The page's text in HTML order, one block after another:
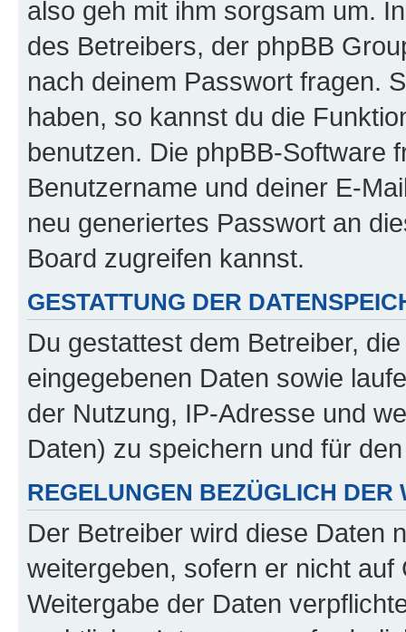
also geh mit ihm sorgsam um.
des Betreibers, der phpBB
nach deinem Passwort fragen.
haben, so kannst du die
benutzen. Die phpBB-Software
Benutzername und deiner E-
neu generiertes Passwort an
Board zugreifen kannst.
GESTATTUNG DER
Du gestattest dem Betreiber,
eingegebenen Daten sowie
der Nutzung, IP-Adresse und
Daten) zu speichern und für
REGELUNGEN BEZÜGLICH DER
Der Betreiber wird diese Daten
weitergeben, sofern er nicht
Weitergabe der Daten